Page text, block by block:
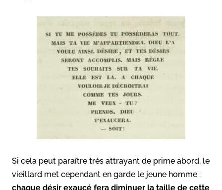
Si cela peut paraître très attrayant de prime abord, le
vieillard met cependant en garde le jeune homme :
chaque désir exaucé fera diminuer la taille de cette